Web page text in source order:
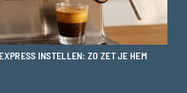
INSTELLEN: ZO ZET JE HEM